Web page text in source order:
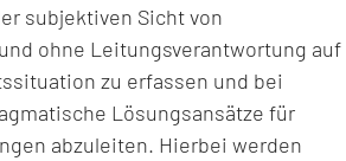
subjektiven Sicht von
ohne Leitungsverantwortung auf
zu erfassen und bei
Lösungsansätze für
abzuleiten. Hierbei werden